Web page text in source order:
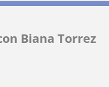
Biana Torrez